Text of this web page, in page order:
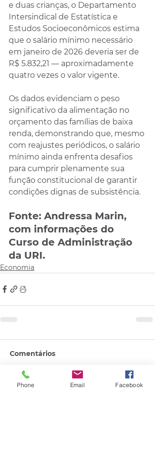
e duas crianças, o Departamento
Intersindical de Estatística e
Estudos Socioeconômicos estima
que o salário mínimo necessário
em janeiro de 2026 deveria ser de
R$ 5.832,21 — aproximadamente
quatro vezes o valor vigente.
Os dados evidenciam o peso
significativo da alimentação no
orçamento das famílias de baixa
renda, demonstrando que, mesmo
com reajustes periódicos, o salário
mínimo ainda enfrenta desafios
para cumprir plenamente sua
função constitucional de garantir
condições dignas de subsistência.
Fonte: Andressa Marin,
com informações do
Curso de Administração
da URI.
Economia
Comentários
Phone Email Facebook